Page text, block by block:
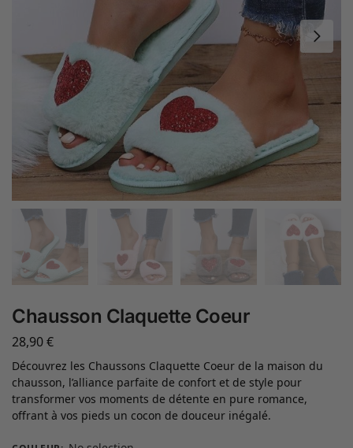
Chausson Claquette Coeur
28,90€
Découvrez les Chaussons Claquette Coeur de la maison du
chausson, l’alliance parfaite de confort et de style pour
transformer vos moments de détente en pure romance,
offrant à vos pieds un cocon de douceur inégalé.